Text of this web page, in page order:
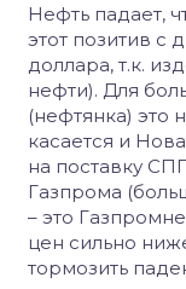
Нефть падает,
этот позитив с
доллара, т.к.
нефти). Для
(нефтянка) это
касается и
на поставку
Газпрома
– это
цен сильно
тормозить